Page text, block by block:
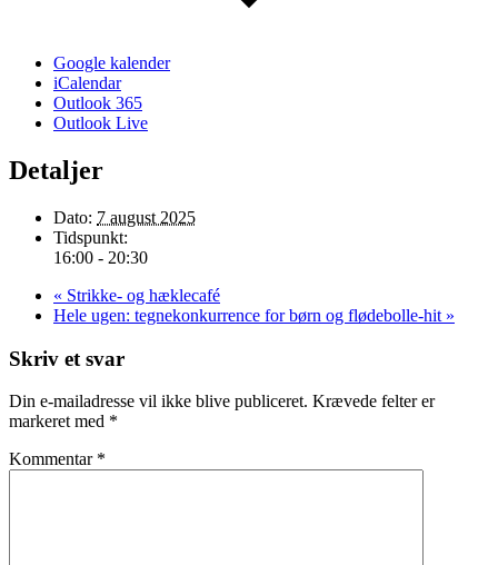
Google kalender
iCalendar
Outlook 365
Outlook Live
Detaljer
Dato: 7 august 2025
Tidspunkt:
16:00 - 20:30
« Strikke- og hæklecafé
Hele ugen: tegnekonkurrence for børn og flødebolle-hit »
Skriv et svar
Din e-mailadresse vil ikke blive publiceret. Krævede felter er
markeret med *
Kommentar *